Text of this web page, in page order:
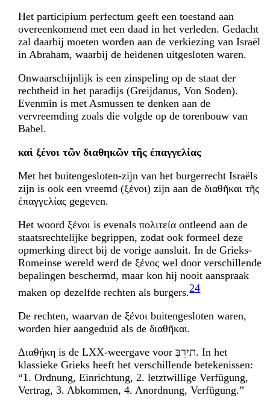
Het participium perfectum geeft een toestand aan
overeenkomend met een daad in het verleden. Gedacht
zal daarbij moeten worden aan de verkiezing van Israël
in Abraham, waarbij de heidenen uitgesloten waren.
Onwaarschijnlijk is een zinspeling op de staat der
rechtheid in het paradijs (Greij­danus, Von Soden).
Evenmin is met Asmussen te denken aan de
vervreemding zoals die volgde op de torenbouw van
Babel.
καὶ ξένοι τῶν διαθηκῶν τῆς ἐπαγγελίας
Met het buitengesloten-zijn van het burgerrecht Israëls
zijn is ook een vreemd (ξένοι) zijn aan de διαθῆκαι τῆς
ἐπαγγελίας gegeven.
Het woord ξένοι is evenals πολιτεία ontleend aan de
staatsrechtelijke begrippen, zodat ook formeel deze
opmerking direct bij de vorige aansluit. In de Grieks-
Romeinse wereld werd de ξένος wel door verschillende
bepalingen beschermd, maar kon hij nooit aanspraak
maken op dezelfde rechten als burgers.24
De rechten, waarvan de ξένοι buitengesloten waren,
worden hier aangeduid als de διαθῆκαι.
Διαθήκη is de LXX-weergave voorבְּרִית. In het
klassieke Grieks heeft het verschillende betekenissen:
“1. Ordnung, Einrichtung, 2. letztwillige Verfügung,
Vertrag, 3. Abkommen, 4. Anordnung, Verfügung.”